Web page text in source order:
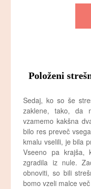
Položeni
Sedaj, ko so še
zaklene, tako, da
vzamemo kakšna
bilo res preveč
kmalu vselili, je bila
Vseeno pa
zgradila iz nule.
obnoviti, so bili
bomo vzeli malce